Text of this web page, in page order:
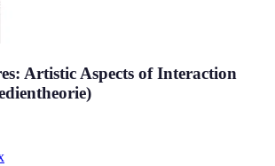
Artistic Aspects of Interaction